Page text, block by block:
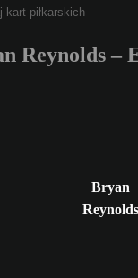
co najmniej 3
Reynolds –
Bryan
Reynolds